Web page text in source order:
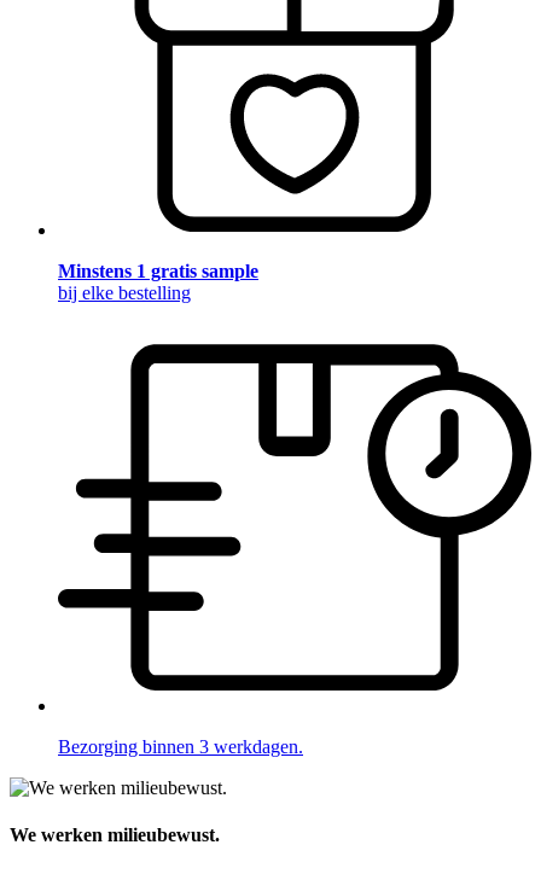
Minstens 1 gratis sample
bij elke bestelling
Bezorging binnen 3 werkdagen.
We werken milieubewust.